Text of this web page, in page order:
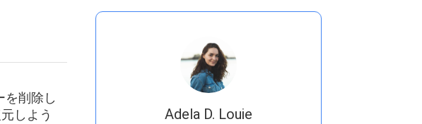
を削除し
しよう
Adela D. Louie